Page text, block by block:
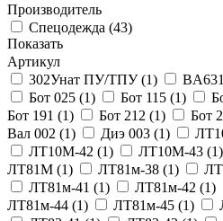
Производитель
Спецодежда (43)
Показать
Артикул
302Унат ПУ/ТПУ(1)
Бот 025 (1) Бот 115 (1)
Бот 191 (1) Бот 212 (1) Бот
Вал 002 (1) Диэ 003 (1)
ЛТ10М-42 (1) ЛТ10М-43 (1)
ЛТ81М (1) ЛТ81м-38 (1)
ЛТ81м-41 (1) ЛТ81м-42 (1)
ЛТ81м-44 (1) ЛТ81м-45 (1)